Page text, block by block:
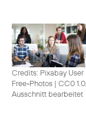
Credits: Pixabay User
Free-Photos | CC0 1.0,
Ausschnitt bearbeitet